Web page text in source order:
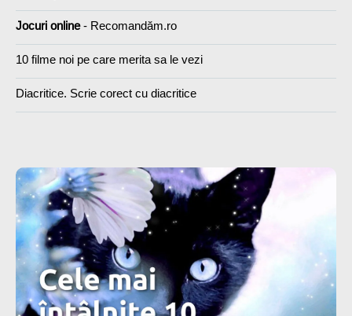
Jocuri online- Recomandăm.ro
10 filme noi pe care merita sa le vezi
Diacritice. Scrie corect cu diacritice